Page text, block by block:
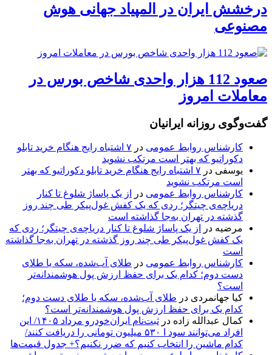
درخشش ایران در المپیاد جهانی هوش
مصنوعی
صعود 112 هزار واحدی شاخص بورس در
معاملات امروز
گفت‌وگوی روزانه ایرانیان
کارشناس روابط عمومی در
۷ اشتباه رایج هنگام خرید تابلو
دکوراتیو که بهتر است مرتکب نشوید
یوسفی در
۷ اشتباه رایج هنگام خرید تابلو دکوراتیو که بهتر
است مرتکب نشوید
کارشناس روابط عمومی در
از یک پاساژ شلوغ تا کنار
دریاچه‌ی چیتگر؛ ردی که یک کفش غول‌پیکر طی چند روز
گذشته در تهران به‌جا گذاشته است
مرضیه در
از یک پاساژ شلوغ تا کنار دریاچه‌ی چیتگر؛ ردی که
یک کفش غول‌پیکر طی چند روز گذشته در تهران به‌جا گذاشته
است
کارشناس روابط عمومی در طلای آب‌شده، سکه یا طلای
دست دوم؛ کدام یک برای حفظ ارزش پول هوشمندانه‌تر
است؟
کیا جهانمردی در طلای آب‌شده، سکه یا طلای دست دوم؛
کدام یک برای حفظ ارزش پول هوشمندانه‌تر است؟
کمال عبدالله زاده در
ثبت‌نام ایران‌خودرو مرداد ۱۴۰۵/ این
افراد می‌توانند سود ا ۵۳۰ میلیون تومانی را دریافت کنند/
کدام ماشین را انتخاب کنیم که ضرر نکنیم؟+ جدول قیمت‌ها